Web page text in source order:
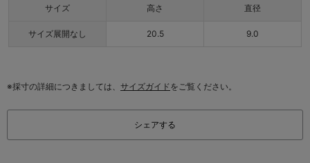
サイズ 高さ 直径
サイズ展開なし 20.5 9.0
※採寸の詳細につきましては、 サイズガイドをご覧ください。
シェアする